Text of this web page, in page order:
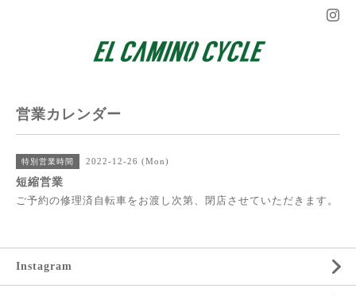
営業カレンダー
特別営業時間 2022-12-26 (Mon)
短縮営業
ご予約の修理済自転車をお渡し次第、閉店させていただきます。
Instagram